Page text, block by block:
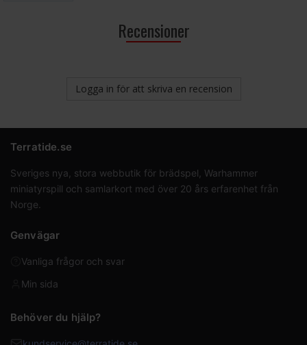
Recensioner
Logga in för att skriva en recension
Terratide.se
Sveriges nya, stora webbutik för brädspel, Warhammer
miniatyrspill och samlarkort med över 20 års erfarenhet från
Norge.
Genvägar
Vanliga frågor och svar
Min sida
Behöver du hjälp?